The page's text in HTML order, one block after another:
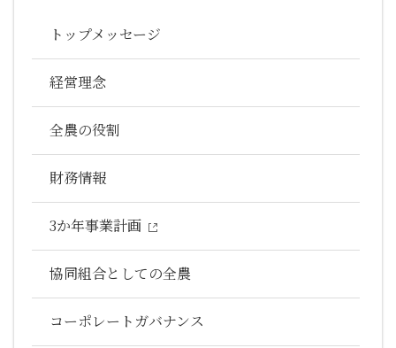
トップメッセージ
経営理念
全農の役割
財務情報
3か年事業計画
協同組合としての全農
コーポレートガバナンス